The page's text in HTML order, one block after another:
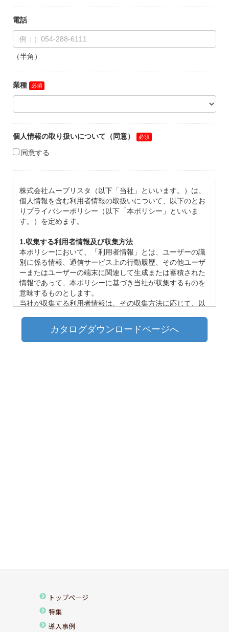
トップページ
特集
導入事例